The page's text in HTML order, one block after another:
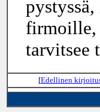
firmoille,
tarvitsee
[Edellinen